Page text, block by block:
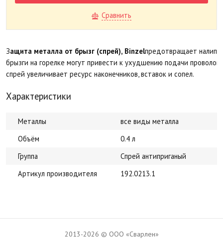
Сравнить
Защита металла от брызг (спрей), Binzel​предотвращает
брызги на горелке могут привести к ухудшению подачи
спрей увеличивает ресурс наконечников, вставок и сопел.
Характеристики
Металлы
все виды металла
Объём
0.4 л
Группа
Спрей антиприганый
Артикул производителя
192.0213.1
2013-2026 © ООО «Сварлен»